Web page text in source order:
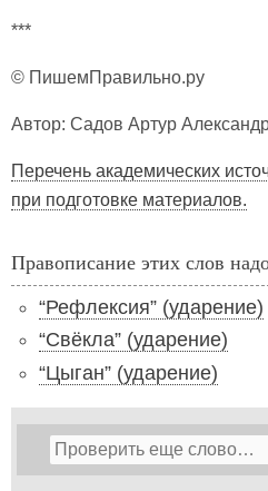
***
© ПишемПравильно.ру
Автор: Садов Артур
Перечень академических
при подготовке материалов.
Правописание этих слов
“Рефлексия” (ударение)
“Свёкла” (ударение)
“Цыган” (ударение)